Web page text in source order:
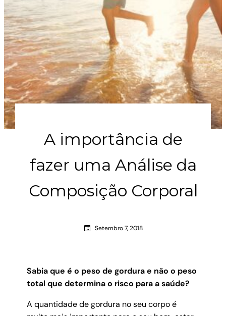
A importância de
fazer uma Análise da
Composição Corporal
Setembro 7, 2018
Sabia que é o peso de gordura e não o peso
total que determina o risco para a saúde?
A quantidade de gordura no seu corpo é